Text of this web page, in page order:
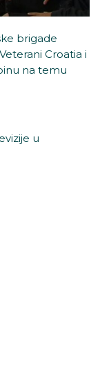
brigade
Croatia i
na temu
u